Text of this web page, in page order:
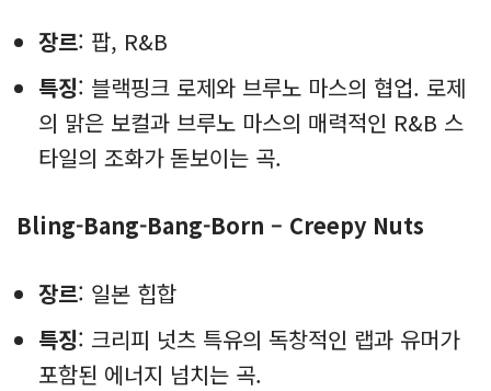
장르: 팝, R&B
특징: 블랙핑크 로제와 브루노 마스의 협업. 로제
의 맑은 보컬과 브루노 마스의 매력적인 R&B 스
타일의 조화가 돋보이는 곡.
Bling-Bang-Bang-Born – Creepy Nuts
장르: 일본 힙합
특징: 크리피 넛츠 특유의 독창적인 랩과 유머가
포함된 에너지 넘치는 곡.